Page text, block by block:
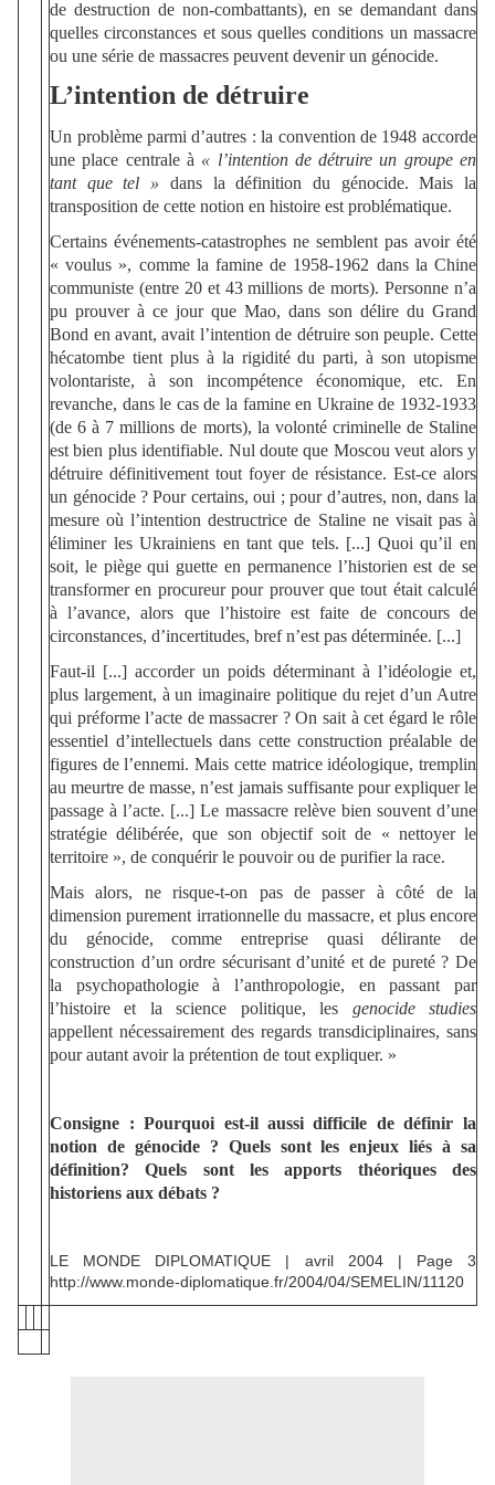
de destruction de non-combattants), en se demandant dans
quelles circonstances et sous quelles conditions un massacre
ou une série de massacres peuvent devenir un génocide.
L’intention de détruire
Un problème parmi d’autres : la convention de 1948 accorde
une place centrale à « l’intention de détruire un groupe en
tant que tel » dans la définition du génocide. Mais la
transposition de cette notion en histoire est problématique.
Certains événements-catastrophes ne semblent pas avoir été
« voulus », comme la famine de 1958-1962 dans la Chine
communiste (entre 20 et 43 millions de morts). Personne n’a
pu prouver à ce jour que Mao, dans son délire du Grand
Bond en avant, avait l’intention de détruire son peuple. Cette
hécatombe tient plus à la rigidité du parti, à son utopisme
volontariste, à son incompétence économique, etc. En
revanche, dans le cas de la famine en Ukraine de 1932-1933
(de 6 à 7 millions de morts), la volonté criminelle de Staline
est bien plus identifiable. Nul doute que Moscou veut alors y
détruire définitivement tout foyer de résistance. Est-ce alors
un génocide ? Pour certains, oui ; pour d’autres, non, dans la
mesure où l’intention destructrice de Staline ne visait pas à
éliminer les Ukrainiens en tant que tels. [...] Quoi qu’il en
soit, le piège qui guette en permanence l’historien est de se
transformer en procureur pour prouver que tout était calculé
à l’avance, alors que l’histoire est faite de concours de
circonstances, d’incertitudes, bref n’est pas déterminée. [...]
Faut-il [...] accorder un poids déterminant à l’idéologie et,
plus largement, à un imaginaire politique du rejet d’un Autre
qui préforme l’acte de massacrer ? On sait à cet égard le rôle
essentiel d’intellectuels dans cette construction préalable de
figures de l’ennemi. Mais cette matrice idéologique, tremplin
au meurtre de masse, n’est jamais suffisante pour expliquer le
passage à l’acte. [...] Le massacre relève bien souvent d’une
stratégie délibérée, que son objectif soit de « nettoyer le
territoire », de conquérir le pouvoir ou de purifier la race.
Mais alors, ne risque-t-on pas de passer à côté de la
dimension purement irrationnelle du massacre, et plus encore
du génocide, comme entreprise quasi délirante de
construction d’un ordre sécurisant d’unité et de pureté ? De
la psychopathologie à l’anthropologie, en passant par
l’histoire et la science politique, les genocide studies
appellent nécessairement des regards transdiciplinaires, sans
pour autant avoir la prétention de tout expliquer. »
Consigne : Pourquoi est-il aussi difficile de définir la
notion de génocide ? Quels sont les enjeux liés à sa
définition? Quels sont les apports théoriques des
historiens aux débats ?
LE MONDE DIPLOMATIQUE | avril 2004 | Page 3
http://www.monde-diplomatique.fr/2004/04/SEMELIN/11120